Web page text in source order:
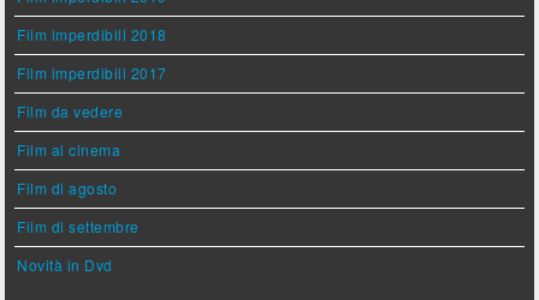
Film imperdibili 2018
Film imperdibili 2017
Film da vedere
Film al cinema
Film di agosto
Film di settembre
Novità in Dvd